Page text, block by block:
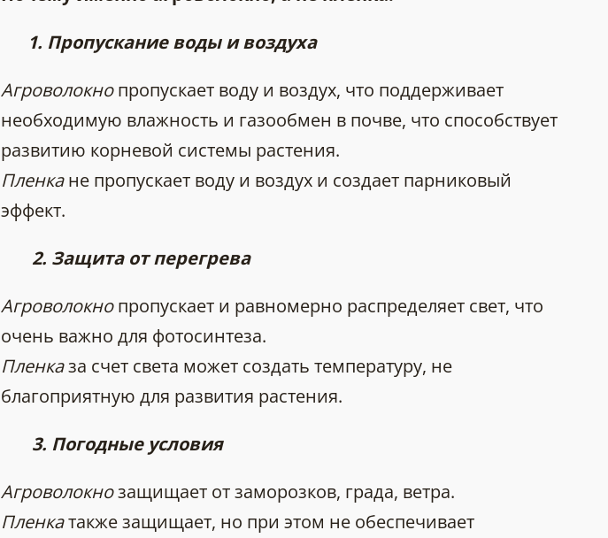
1. Пропускание воды и воздуха
Агроволокнопропускает воду и воздух, что поддерживает
необходимую влажность и газообмен в почве, что способствует
развитию корневой системы растения.
Пленкане пропускает воду и воздух и создает парниковый
эффект.
2. Защита от перегрева
Агроволокнопропускает и равномерно распределяет свет, что
очень важно для фотосинтеза.
Пленказа счет света может создать температуру, не
благоприятную для развития растения.
3. Погодные условия
Агроволокнозащищает от заморозков, града, ветра.
Пленкатакже защищает, но при этом не обеспечивает